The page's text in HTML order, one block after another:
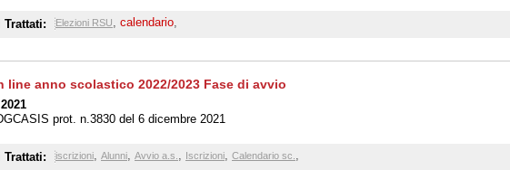
Elezioni RSU, calendario,
line anno scolastico 2022/2023 Fase di avvio
prot. n.3830 del 6 dicembre 2021
iscrizioni, Alunni, Avvio a.s. , Iscrizioni, Calendario sc. ,